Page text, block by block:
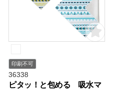
印刷不可
36338
ピタッ！と包める 吸水マ